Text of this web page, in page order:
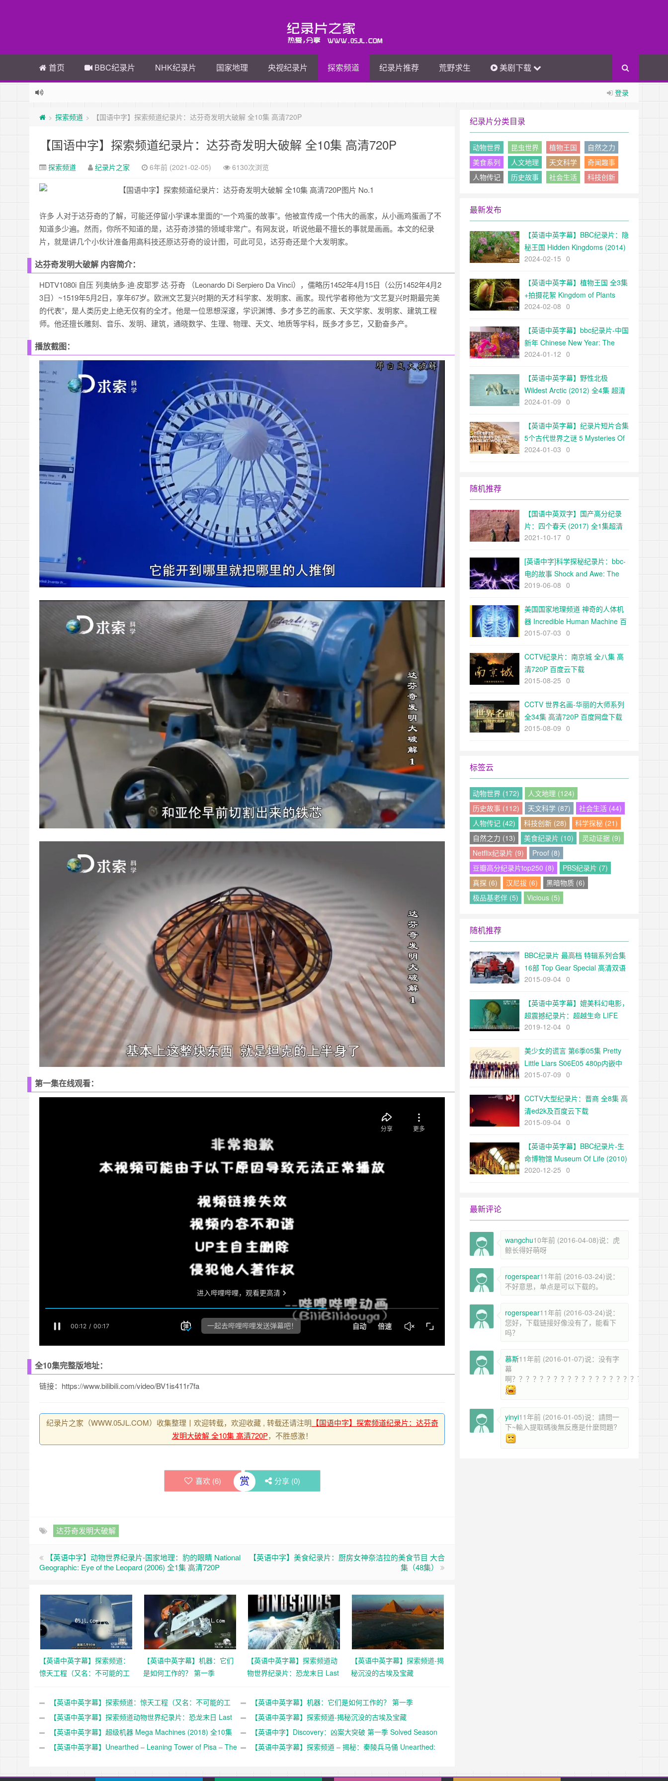
首页 BBC纪录片 NHK纪录片 国家地理 央视纪录片 探索频道 纪录片推荐 荒野求生 美剧下载
登录
> 探索频道 > 【国语中字】探索频道纪录片：达芬奇发明大破解 全10集 高清720P
【国语中字】探索频道纪录片：达芬奇发明大破解 全10集 高清720P
探索频道 纪录片之家 6年前 (2021-02-05) 6130次浏览
许多 人对于达芬奇的了解，可能还停留小学课本里面的“一个鸡蛋的故事”。他被宣传成一个伟大的画家，从小画鸡蛋画了不
知道多少遍。然而，你所不知道的是，达芬奇涉猎的领域非常广。有网友说，听说他最不擅长的事就是画画。本文的纪录
片，就是讲几个小伙计准备用高科技还原达芬奇的设计图，可此可见，达芬奇还是个大发明家。
达芬奇发明大破解 内容简介：
HDTV1080i 自压 列奥纳多·迪·皮耶罗·达·芬奇 （Leonardo Di Serpiero Da Vinci），儒略历1452年4月15日（公历1452年4月2
3日）~1519年5月2日，享年67岁。欧洲文艺复兴时期的天才科学家、发明家、画家。现代学者称他为“文艺复兴时期最完美
的代表”，是人类历史上绝无仅有的全才。他是一位思想深邃，学识渊博、多才多艺的画家、天文学家、发明家、建筑工程
师。他还擅长雕刻、音乐、发明、建筑，通晓数学、生理、物理、天文、地质等学科，既多才多艺，又勤奋多产。
播放截图：
第一集在线观看：
全10集完整版地址：
链接：https://www.bilibili.com/video/BV1is411r7fa
纪录片之家（WWW.05JL.COM）收集整理丨欢迎转载，欢迎收藏 , 转载还请注明 【国语中字】探索频道纪录片：达芬奇
发明大破解 全10集 高清720P，不胜感激！
喜欢 (6) 赏 分享 (0)
达芬奇发明大破解
【英语中字】动物世界纪录片-国家地理：豹的眼睛 National
Geographic: Eye of the Leopard (2006) 全1集 高清720P
【英语中字】美食纪录片：厨房女神奈洁拉的美食节目 大合
集（48集）
【英语中英字幕】探索频道：
惊天工程（又名：不可能的工
Engineering Season 1 (2015)
【英语中英字幕】机器：它们
是如何工作的？ 第一季
6集 高清720P下载
【英语中英字幕】探索频道动
物世界纪录片：恐龙末日 Last
全1集 超清1080P
【英语中英字幕】探索频道-揭
秘沉没的古埃及宝藏
Treasures 全1集超清1080p
【英语中英字幕】探索频道：惊天工程（又名：不可能的工
程） 第一季 Impossible Engineering Season 1 (2015) 全6集 高
清720P下载
【英语中英字幕】机器：它们是如何工作的？ 第一季
Machines: How They Work 1-6集 高清720P下载
【英语中英字幕】探索频道动物世界纪录片：恐龙末日 Last
Day of the Dinosaurs (2010) 全1集 超清1080P
【英语中英字幕】探索频道-揭秘沉没的古埃及宝藏
Unearthed – Egypt’s Sunken Treasures 全1集超清1080p
【英语中英字幕】超级机器 Mega Machines (2018) 全10集
超清1080P
【英语中字】Discovery：凶案大突破 第一季 Solved Season
1 (2008) 全13集 完整版
【英语中英字幕】Unearthed – Leaning Tower of Pisa – The
【英语中英字幕】探索频道 – 揭秘：秦陵兵马俑 Unearthed:
纪录片分类目录
动物世界 昆虫世界 植物王国
自然之力
美食系列
人文地理 天文科学
奇闻趣事
人物传记
历史故事 社会生活 科技创新
最新发布
【英语中英字幕】BBC纪录片：隐
秘王国 Hidden Kingdoms (2014)
全3集+电影版 Hidden
2024-02-15 0
【英语中英字幕】植物王国 全3集
+拍摄花絮 Kingdom of Plants
with David Attenborough 高清
2024-02-08 0
【英语中英字幕】bbc纪录片-中国
新年 Chinese New Year: The
Biggest Celebration on Earth
2024-01-12 0
【英语中英字幕】野性北极
Wildest Arctic (2012) 全4集 超清
720P下载
2024-01-09 0
【英语中英字幕】纪录片短片合集
5个古代世界之谜 5 Mysteries Of
The Ancient World超清1080p下
2024-01-03 0
随机推荐
【国语中英双字】国产高分纪录
片：四个春天 (2017) 全1集超清
1080P
2021-10-17 0
[英语中字]科学探秘纪录片：bbc-
电的故事 Shock and Awe: The
Story of Electricity (2011) 全3集
2019-06-08 0
美国国家地理频道 神奇的人体机
器 Incredible Human Machine 百
度网盘
2015-07-03 0
CCTV纪录片：南京城 全八集 高
清720P 百度云下载
2015-08-25 0
CCTV 世界名画-华丽的大师系列
全34集 高清720P 百度网盘下载
2015-08-09 0
标签云
动物世界 (172)
人文地理 (124)
历史故事 (112)
天文科学 (87)
社会生活 (44)
人物传记 (42)
科技创新 (28)
科学探秘 (21)
自然之力 (13)
美食纪录片 (10)
灵动证据 (9)
Netflix纪录片 (9)
Proof (8)
豆瓣高分纪录片top250 (8)
PBS纪录片 (7)
真探 (6)
汉尼拔 (6)
黑暗物质 (6)
极品基老伴 (5)
Vicious (5)
随机推荐
BBC纪录片 最高档 特辑系列合集
16部 Top Gear Special 高清双语
字幕ed2k下载
2015-09-04 0
【英语中英字幕】媲美科幻电影，
超震撼纪录片：超越生命 LIFE
BEYOND 全1集 高清720P
2019-12-04 0
美少女的谎言 第6季05集 Pretty
Little Liars S06E05 480p内嵌中
文字幕（伊甸园字幕组）
2015-07-09 0
CCTV大型纪录片：晋商 全8集 高
清ed2k及百度云下载
2015-09-04 0
【英语中英字幕】BBC纪录片-生
命博物馆 Museum Of Life (2010)
全1集 高清720P
2020-12-25 0
最新评论
wangchu10年前 (2016-04-08)说：虎
鲸长得好萌呀
rogerspear11年前 (2016-03-24)说：
不好意思，单点是可以下载的。
rogerspear11年前 (2016-03-24)说：
您好，下载链接好像没有了，能看下
吗？
慕斯11年前 (2016-01-07)说：没有字
幕
啊？？？？？？？？？？？？？？？？？？？？？？
yinyi11年前 (2016-01-05)说：請問一
下~輸入提取碼後無反應是什麼問題?